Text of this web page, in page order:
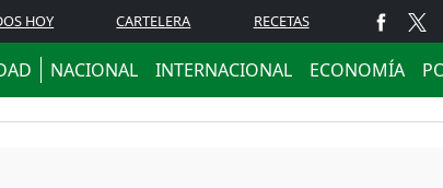
HOY CARTELERA RECETAS
NACIONAL INTERNACIONAL ECONOMÍA